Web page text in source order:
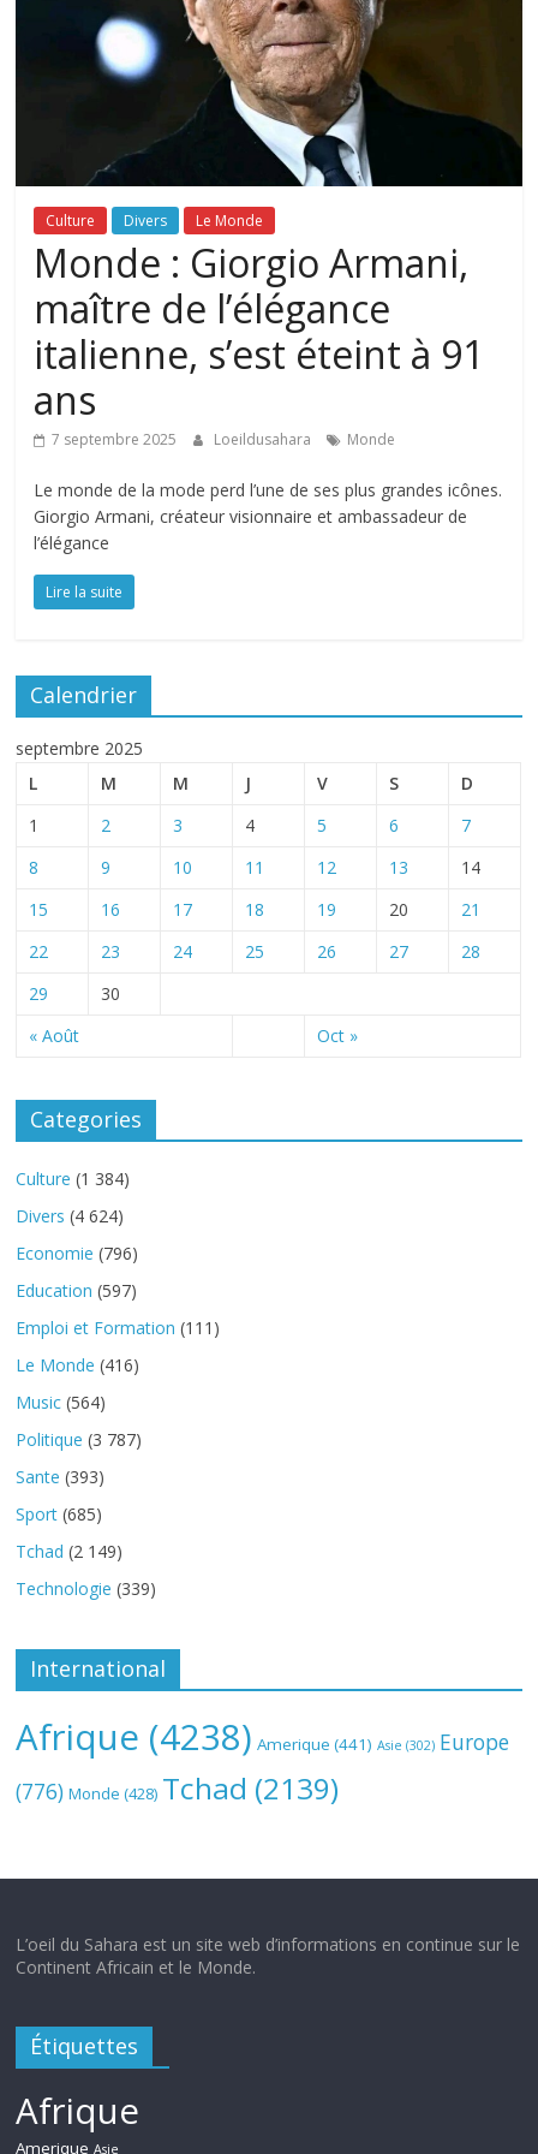
Culture Divers Le Monde
Monde : Giorgio Armani,
maître de l’élégance
italienne, s’est éteint à 91
ans
7 septembre 2025 Loeildusahara Monde
Le monde de la mode perd l’une de ses plus grandes icônes.
Giorgio Armani, créateur visionnaire et ambassadeur de
l’élégance
Lire la suite
Calendrier
septembre 2025
L
M M J V S D
« Août Oct »
1 2 3 4 5 6
7
8
9 10 11 12 13
14
15
16 17 18 19 20
21
22
23 24 25 26 27
28
29
30
Categories
Culture (1 384)
Divers (4 624)
Economie (796)
Education (597)
Emploi et Formation (111)
Le Monde (416)
Music (564)
Politique (3 787)
Sante (393)
Sport (685)
Tchad (2 149)
Technologie (339)
International
Afrique (4238) Amerique (441) Asie (302) Europe
(776) Monde (428) Tchad (2139)
L’oeil du Sahara est un site web d’informations en continue sur le
Continent Africain et le Monde.
Étiquettes
Afrique
Amerique Asie